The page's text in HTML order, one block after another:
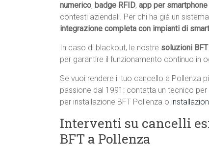
numerico, badge RFID, app per smartphone
contesti aziendali. Per chi ha già un
integrazione completa con impianti di
In caso di blackout, le nostre soluzioni BFT
per garantire il funzionamento continuo in
Se vuoi rendere il tuo cancello a Pollenza
passione dal 1991: contatta un tecnico per
per installazione BFT Pollenza o
Interventi su cancelli
BFT a Pollenza